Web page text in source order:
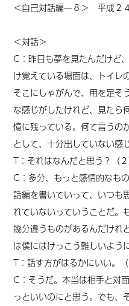
＜自己対話編―８＞ 平成２
＜対話＞
C：昨日も夢を見たんだけど
け覚えている場面は、トイレ
そこにしゃがんで、用を足そ
な感じがしたけれど、見たら
憶に残っている。何て言うの
として、十分出していない感
T：それはなんだと思う？（２
C：多分、もっと感情的なも
話編を書いていって、いつも
れていないっていうことだ。
幾分違うものがあるんだけれ
は僕にはけっこう難しいよう
T：話す方がはるかにいい。（
C：そうだ。本当は相手と対
っといいのにと思う。でも、